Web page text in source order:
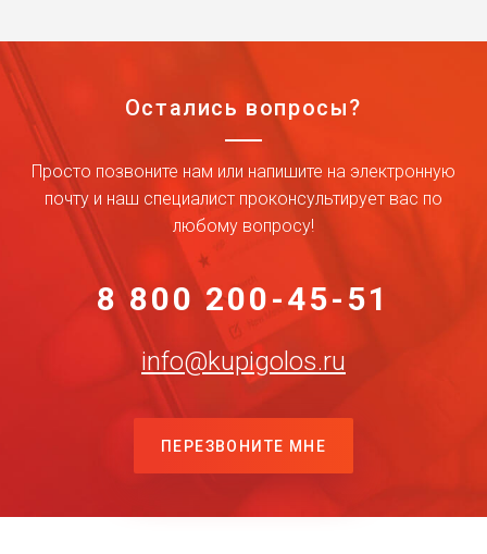
Остались вопросы?
Просто позвоните нам или напишите на электронную
почту и наш специалист проконсультирует вас по
любому вопросу!
8 800 200-45-51
info@kupigolos.ru
ПЕРЕЗВОНИТЕ МНЕ